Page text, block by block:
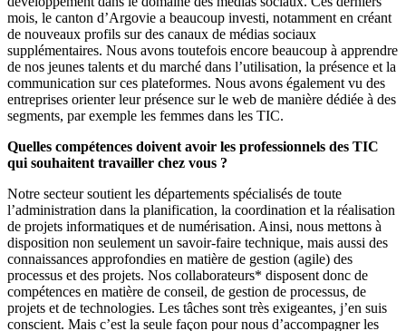
mois, le canton d’Argovie a beaucoup investi, notamment en créant
de nouveaux profils sur des canaux de médias sociaux
supplémentaires. Nous avons toutefois encore beaucoup à apprendre
de nos jeunes talents et du marché dans l’utilisation, la présence et la
communication sur ces plateformes. Nous avons également vu des
entreprises orienter leur présence sur le web de manière dédiée à des
segments, par exemple les femmes dans les TIC.
Quelles compétences doivent avoir les professionnels des TIC
qui souhaitent travailler chez vous ?
Notre secteur soutient les départements spécialisés de toute
l’administration dans la planification, la coordination et la réalisation
de projets informatiques et de numérisation. Ainsi, nous mettons à
disposition non seulement un savoir-faire technique, mais aussi des
connaissances approfondies en matière de gestion (agile) des
processus et des projets. Nos collaborateurs* disposent donc de
compétences en matière de conseil, de gestion de processus, de
projets et de technologies. Les tâches sont très exigeantes, j’en suis
conscient. Mais c’est la seule façon pour nous d’accompagner les